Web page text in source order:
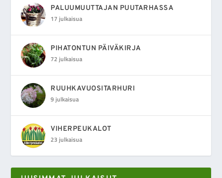
PALUUMUUTTAJAN PUUTARHASSA
17 julkaisua
PIHATONTUN PÄIVÄKIRJA
72 julkaisua
RUUHKAVUOSITARHURI
9 julkaisua
VIHERPEUKALOT
23 julkaisua